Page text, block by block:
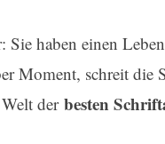
Sie haben einen
Moment, schreit die
der besten